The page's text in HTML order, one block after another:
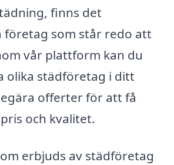
finns det
företag som står redo att
vår plattform kan du
olika städföretag i ditt
offerter för att få
och kvalitet.
erbjuds av städföretag